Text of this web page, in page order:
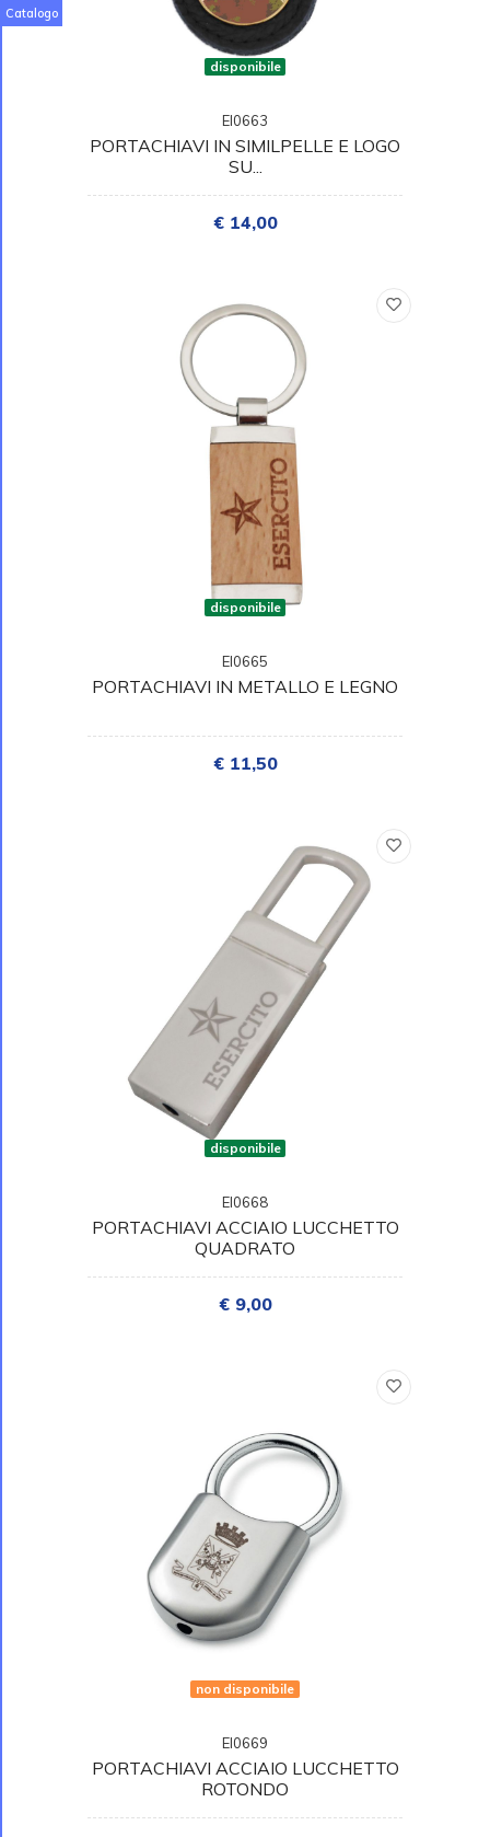
Catalogo
disponibile
EI0663
PORTACHIAVI IN SIMILPELLE E LOGO
SU...
€ 14,00
disponibile
EI0665
PORTACHIAVI IN METALLO E LEGNO
€ 11,50
disponibile
EI0668
PORTACHIAVI ACCIAIO LUCCHETTO
QUADRATO
€ 9,00
non disponibile
EI0669
PORTACHIAVI ACCIAIO LUCCHETTO
ROTONDO